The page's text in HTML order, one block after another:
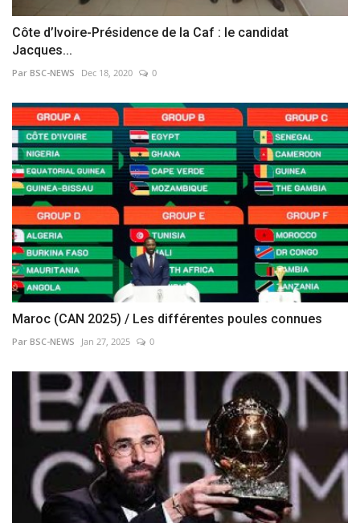
Côte d’Ivoire-Présidence de la Caf : le candidat
Jacques...
Par BSC-NEWS Dec 18, 2020 0
Maroc (CAN 2025) / Les différentes poules connues
Par BSC-NEWS Jan 27, 2025 0